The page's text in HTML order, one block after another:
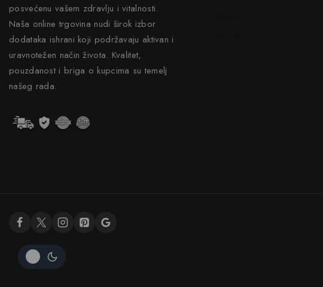
posvećenu vašem zdravlju i vitalnosti.
Naša online trgovina nudi širok izbor
dodataka ishrani koji podržavaju aktivan i
uravnotežen način života. Kvalitet,
pouzdanost i briga o kupcima su temelj
našeg rada.